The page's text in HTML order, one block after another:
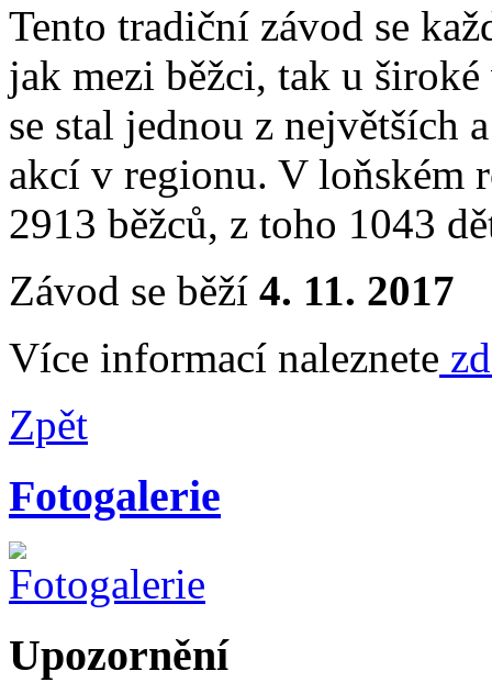
Tento tradiční závod se
jak mezi běžci, tak u
se stal jednou z největších
akcí v regionu. V loňském
2913 běžců, z toho 1043
Závod se běží 4. 11. 2017
Více informací naleznete
Zpět
Fotogalerie
Upozornění